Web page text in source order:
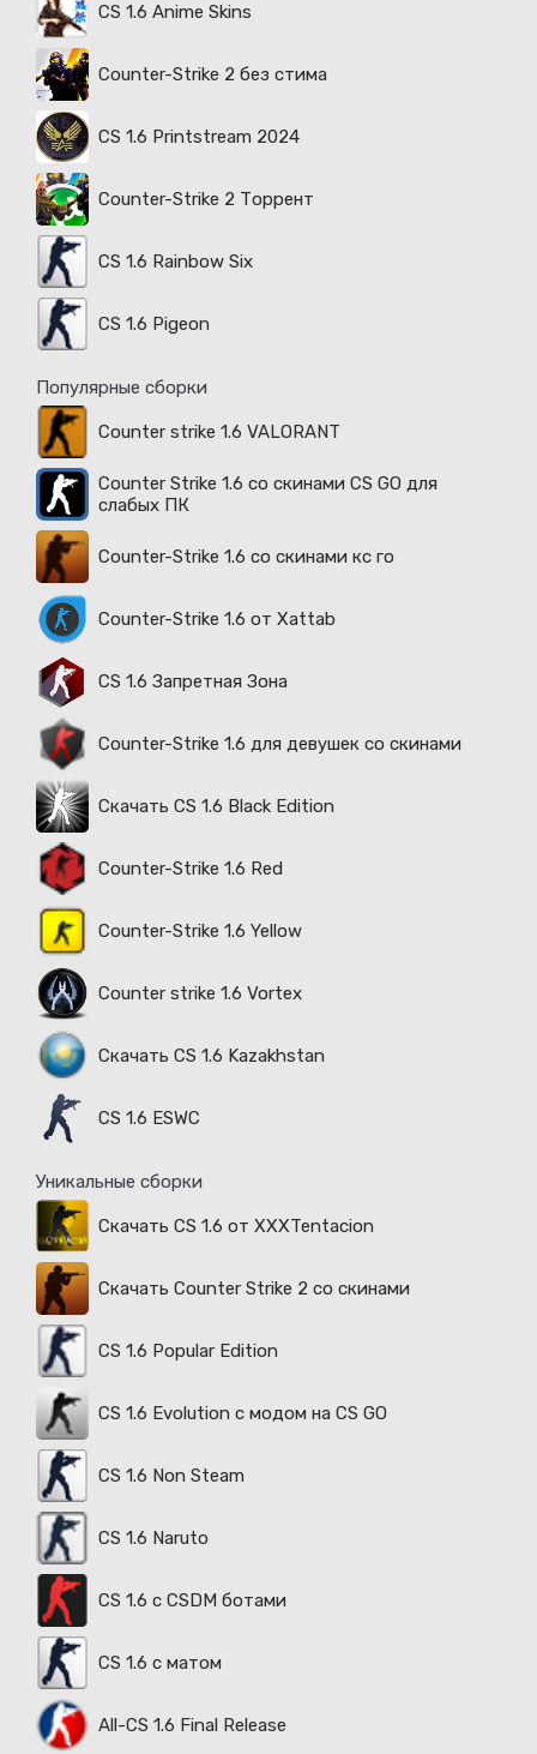
CS 1.6 Anime Skins
Counter-Strike 2 без стима
CS 1.6 Printstream 2024
Counter-Strike 2 Торрент
CS 1.6 Rainbow Six
CS 1.6 Pigeon
Популярные сборки
Counter strike 1.6 VALORANT
Counter Strike 1.6 со скинами CS GO для
слабых ПК
Counter-Strike 1.6 со скинами кс го
Counter-Strike 1.6 от Xattab
CS 1.6 Запретная Зона
Counter-Strike 1.6 для девушек со скинами
Скачать CS 1.6 Black Edition
Counter-Strike 1.6 Red
Counter-Strike 1.6 Yellow
Counter strike 1.6 Vortex
Скачать CS 1.6 Kazakhstan
CS 1.6 ESWC
Уникальные сборки
Скачать CS 1.6 от XXXTentacion
Скачать Counter Strike 2 со скинами
CS 1.6 Popular Edition
CS 1.6 Evolution с модом на CS GO
CS 1.6 Non Steam
CS 1.6 Naruto
CS 1.6 с CSDM ботами
CS 1.6 с матом
All-CS 1.6 Final Release